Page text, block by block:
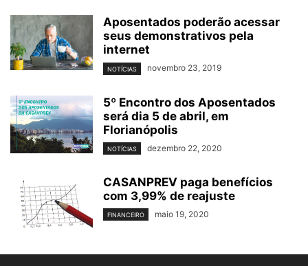
Aposentados poderão acessar
seus demonstrativos pela
internet
NOTÍCIAS novembro 23, 2019
5º Encontro dos Aposentados
será dia 5 de abril, em
Florianópolis
NOTÍCIAS dezembro 22, 2020
CASANPREV paga benefícios
com 3,99% de reajuste
FINANCEIRO maio 19, 2020